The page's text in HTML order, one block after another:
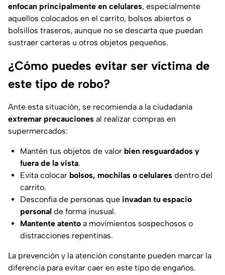
enfocan principalmente en celulares, especialmente
aquellos colocados en el carrito, bolsos abiertos o
bolsillos traseros, aunque no se descarta que puedan
sustraer carteras u otros objetos pequeños.
¿Cómo puedes evitar ser víctima de
este tipo de robo?
Ante esta situación, se recomienda a la ciudadanía
extremar precauciones al realizar compras en
supermercados:
Mantén tus objetos de valor bien resguardados y
fuera de la vista.
Evita colocar bolsos, mochilas o celulares dentro del
carrito.
Desconfía de personas que invadan tu espacio
personal de forma inusual.
Mantente atento a movimientos sospechosos o
distracciones repentinas.
La prevención y la atención constante pueden marcar la
diferencia para evitar caer en este tipo de engaños.